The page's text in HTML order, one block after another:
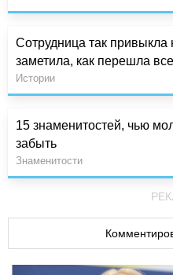
Сотрудница так привыкла
заметила, как перешла
Истории
15 знаменитостей, чью
забыть
Знаменитости